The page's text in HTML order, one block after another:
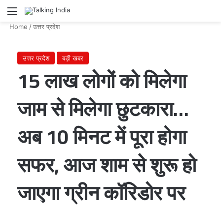
Menu
Home /उत्तर प्रदेश
उत्तर प्रदेश बड़ी खबर
15 लाख लोगों को मिलेगा
जाम से मिलेगा छुटकारा…
अब 10 मिनट में पूरा होगा
सफर, आज शाम से शुरू हो
जाएगा ग्रीन कॉरिडोर पर